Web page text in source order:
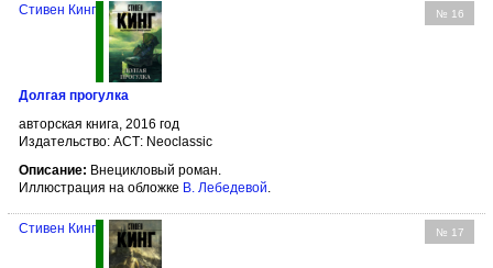
№ 16
Стивен Кинг
Долгая прогулка
авторская книга, 2016 год
Издательство: АСТ: Neoclassic
Описание: Внецикловый роман.
Иллюстрация на обложке В. Лебедевой.
№ 17
Стивен Кинг